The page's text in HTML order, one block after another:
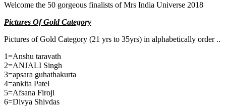
Welcome the 50 gorgeous finalists of Mrs India Universe 2018
Pictures Of Gold Category
Pictures of Gold Category (21 yrs to 35yrs) in alphabetically order ..
1=Anshu taravath
2=ANJALI Singh
3=apsara guhathakurta
4=ankita Patel
5=Afsana Firoji
6=Divya Shivdas